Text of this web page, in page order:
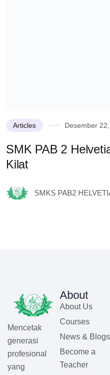
Articles Desember
SMK PAB 2
Kilat
SMKS PAB2
Mencetak
generasi
profesional
yang
About
About Us
Courses
News & Blogs
Become a
Teacher